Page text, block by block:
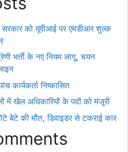
सरकार को यूपीआई पर एमडीआर शुल्क
भर्ती के नए नियम लागू, चयन
कार्यकर्ता निष्कासित
में खेल अधिकारियों के पदों को मंजूरी
बेटे की मौत, डिवाइडर से टकराई कार